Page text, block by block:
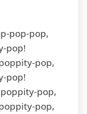
pop-pop,
pop!
pop,
pop!
pop,
pop,